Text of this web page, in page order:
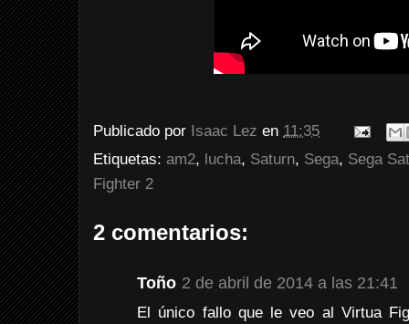
Publicado por Isaac Lez en 11:35
Etiquetas: am2, lucha, Saturn, Sega, Sega
Fighter 2
2 comentarios:
Toño 2 de abril de 2014 a las 21:41
El único fallo que le veo al Virtua